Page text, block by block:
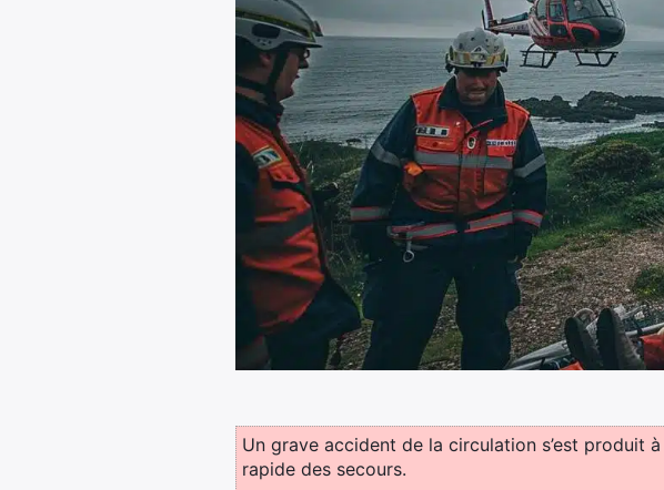
Un grave accident de la circulation s’est produit
rapide des secours.